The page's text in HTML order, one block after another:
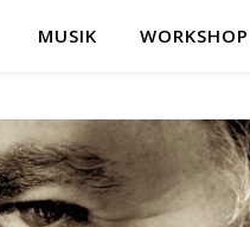
MUSIK WORKSHOP